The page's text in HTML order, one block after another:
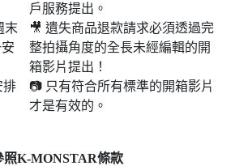
末​​
排
戶服務提出。
🎥 遺失商品退款請求必須透過完
整拍攝角度的全長未經編輯的開
箱影片提出！
📷 只有符合所有標準的開箱影片
才是有效的。
照K-MONSTAR條款